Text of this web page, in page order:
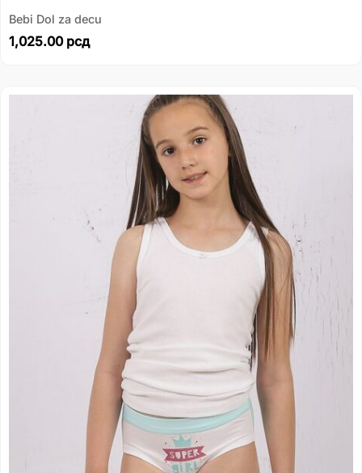
Bebi Dol za decu
1,025.00 рсд
Распон
цена:
249.00 рсд
до
329.00 рсд